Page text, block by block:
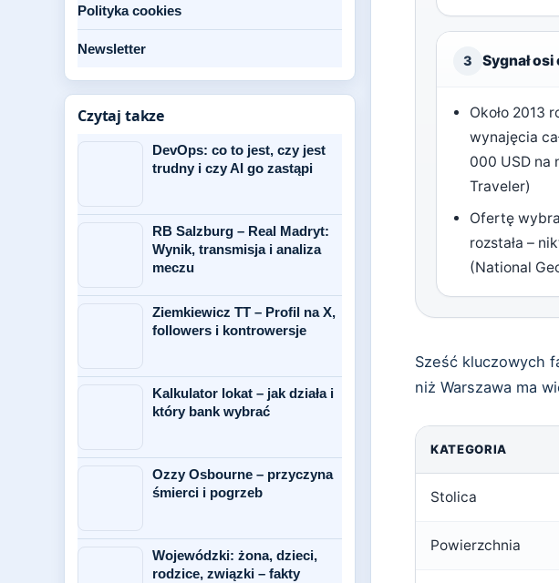
3 Sygnał osi
Około 2013
wynajęcia
000 USD na
Traveler)
Ofertę
rozstała –
(National
Sześć kluczowych
niż Warszawa ma
KATEGORIA
Stolica
Powierzchnia
Polityka cookies
Newsletter
Czytaj takze
DevOps: co to jest, czy jest
trudny i czy AI go zastąpi
RB Salzburg – Real Madryt:
Wynik, transmisja i analiza
meczu
Ziemkiewicz TT – Profil na X,
followers i kontrowersje
Kalkulator lokat – jak działa i
który bank wybrać
Ozzy Osbourne – przyczyna
śmierci i pogrzeb
Wojewódzki: żona, dzieci,
rodzice, związki – fakty